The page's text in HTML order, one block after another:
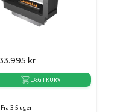
kr
LÆG I KURV
Fra 3-5 uger